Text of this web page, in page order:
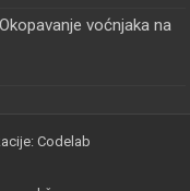
voćnjaka na
Codelab